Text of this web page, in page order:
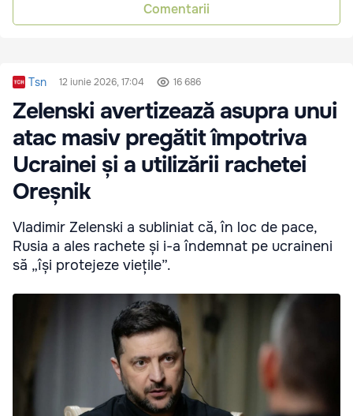
Comentarii
Tsn 12 iunie 2026, 17:04 16 686
Zelenski avertizează asupra unui
atac masiv pregătit împotriva
Ucrainei și a utilizării rachetei
Oreșnik
Vladimir Zelenski a subliniat că, în loc de pace,
Rusia a ales rachete și i-a îndemnat pe ucraineni
să „își protejeze viețile”.